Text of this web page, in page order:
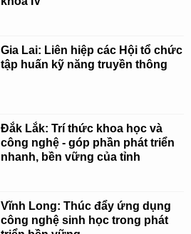
Gia Lai: Liên hiệp các Hội tổ chức
tập huấn kỹ năng truyền thông
Đắk Lắk: Trí thức khoa học và
công nghệ - góp phần phát triển
nhanh, bền vững của tỉnh
Vĩnh Long: Thúc đẩy ứng dụng
công nghệ sinh học trong phát